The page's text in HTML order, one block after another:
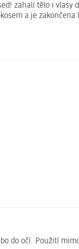
zahalí tělo i
a je
do očí. Použití